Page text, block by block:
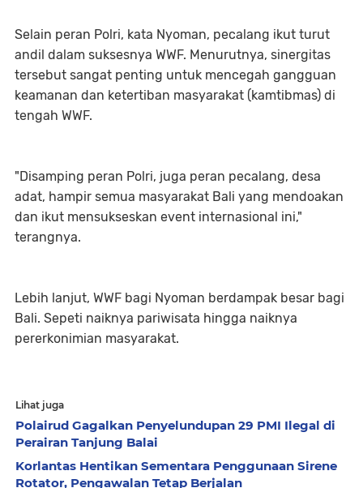
Selain peran Polri, kata Nyoman, pecalang ikut turut
andil dalam suksesnya WWF. Menurutnya, sinergitas
tersebut sangat penting untuk mencegah gangguan
keamanan dan ketertiban masyarakat (kamtibmas) di
tengah WWF.
"Disamping peran Polri, juga peran pecalang, desa
adat, hampir semua masyarakat Bali yang mendoakan
dan ikut mensukseskan event internasional ini,"
terangnya.
Lebih lanjut, WWF bagi Nyoman berdampak besar bagi
Bali. Sepeti naiknya pariwisata hingga naiknya
pererkonimian masyarakat.
Lihat juga
Polairud Gagalkan Penyelundupan 29 PMI Ilegal di
Perairan Tanjung Balai
Korlantas Hentikan Sementara Penggunaan Sirene
Rotator, Pengawalan Tetap Berjalan